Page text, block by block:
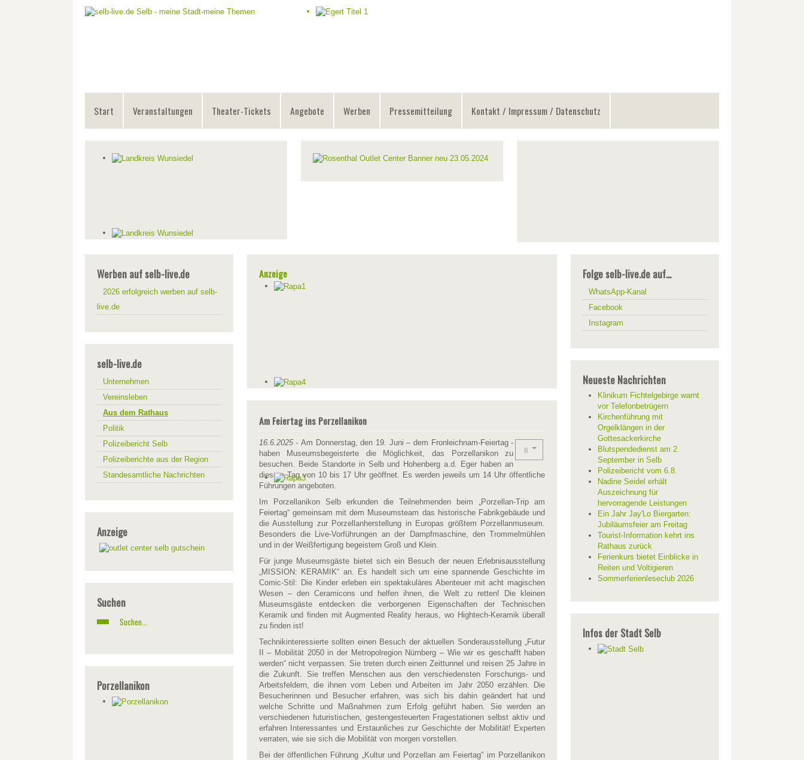
Start Veranstaltungen Theater-Tickets Angebote Werben Pressemitteilung Kontakt / Impressum / Datenschutz
Werben auf selb-live.de
2026 erfolgreich werben auf selb-
live.de
selb-live.de
Unternehmen
Vereinsleben
Aus dem Rathaus
Politik
Polizeibericht Selb
Polizeiberichte aus der Region
Standesamtliche Nachrichten
Anzeige
Suchen
Porzellanikon
Anzeige
Am Feiertag ins Porzellanikon
16.6.2025- Am Donnerstag, den 19. Juni – dem Fronleichnam-Feiertag -
haben Museumsbegeisterte die Möglichkeit, das Porzellanikon zu
besuchen. Beide Standorte in Selb und Hohenberg a.d. Eger haben an
diesem Tag von 10 bis 17 Uhr geöffnet. Es werden jeweils um 14 Uhr öffentliche
Führungen angeboten.
Im Porzellanikon Selb erkunden die Teilnehmenden beim „Porzellan-Trip am
Feiertag“ gemeinsam mit dem Museumsteam das historische Fabrikgebäude und
die Ausstellung zur Porzellanherstellung in Europas größtem Porzellanmuseum.
Besonders die Live-Vorführungen an der Dampfmaschine, den Trommelmühlen
und in der Weißfertigung begeistern Groß und Klein.
Für junge Museumsgäste bietet sich ein Besuch der neuen Erlebnisausstellung
„MISSION: KERAMIK“ an. Es handelt sich um eine spannende Geschichte im
Comic-Stil: Die Kinder erleben ein spektakuläres Abenteuer mit acht magischen
Wesen – den Ceramicons und helfen ihnen, die Welt zu retten! Die kleinen
Museumsgäste entdecken die verborgenen Eigenschaften der Technischen
Keramik und finden mit Augmented Reality heraus, wo Hightech-Keramik überall
zu finden ist!
Technikinteressierte sollten einen Besuch der aktuellen Sonderausstellung „Futur
II – Mobilität 2050 in der Metropolregion Nürnberg – Wie wir es geschafft haben
werden“ nicht verpassen. Sie treten durch einen Zeittunnel und reisen 25 Jahre in
die Zukunft. Sie treffen Menschen aus den verschiedensten Forschungs- und
Arbeitsfeldern, die ihnen vom Leben und Arbeiten im Jahr 2050 erzählen. Die
Besucherinnen und Besucher erfahren, was sich bis dahin geändert hat und
welche Schritte und Maßnahmen zum Erfolg geführt haben. Sie werden an
verschiedenen futuristischen, gestengesteuerten Fragestationen selbst aktiv und
erfahren Interessantes und Erstaunliches zur Geschichte der Mobilität! Experten
verraten, wie sie sich die Mobilität von morgen vorstellen.
Bei der öffentlichen Führung „Kultur und Porzellan am Feiertag" im Porzellanikon
Folge selb-live.de auf...
WhatsApp-Kanal
Facebook
Instagram
Neueste Nachrichten
Klinikum Fichtelgebirge warnt
vor Telefonbetrügern
Kirchenführung mit
Orgelklängen in der
Gottesackerkirche
Blutspendedienst am 2.
September in Selb
Polizeibericht vom 6.8.
Nadine Seidel erhält
Auszeichnung für
hervorragende Leistungen
Ein Jahr Jay'Lo Biergarten:
Jubiläumsfeier am Freitag
Tourist-Information kehrt ins
Rathaus zurück
Ferienkurs bietet Einblicke in
Reiten und Voltigieren
Sommerferienleseclub 2026
Infos der Stadt Selb